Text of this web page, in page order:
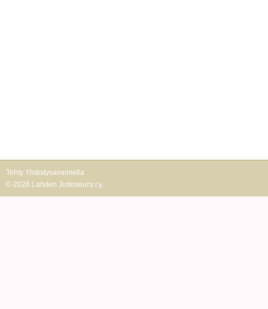
Tehty Yhdistysavaimella
© 2026 Lahden Judoseura r.y.